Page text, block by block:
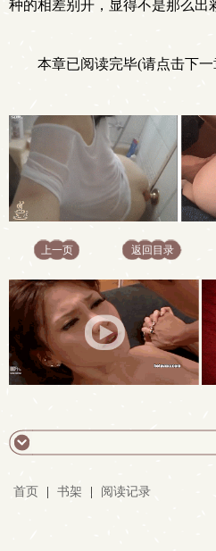
种的相差别开，显得不是那么出
本章已阅读完毕(请点击下
上一页 返回目录
首页 书架 阅读记录